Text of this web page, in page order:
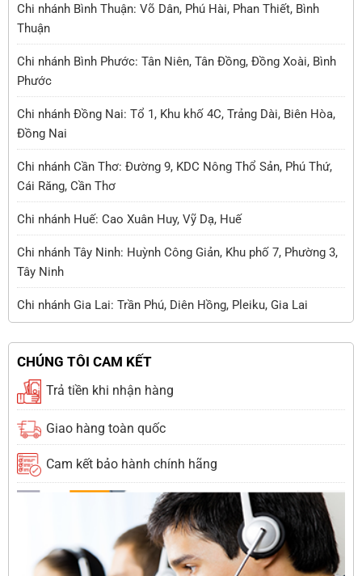
Chi nhánh Bình Thuận: Võ Dân, Phú Hài, Phan Thiết, Bình
Thuận
Chi nhánh Bình Phước: Tân Niên, Tân Đồng, Đồng Xoài, Bình
Phước
Chi nhánh Đồng Nai: Tổ 1, Khu khố 4C, Trảng Dài, Biên Hòa,
Đồng Nai
Chi nhánh Cần Thơ: Đường 9, KDC Nông Thổ Sản, Phú Thứ,
Cái Răng, Cần Thơ
Chi nhánh Huế: Cao Xuân Huy, Vỹ Dạ, Huế
Chi nhánh Tây Ninh: Huỳnh Công Giản, Khu phố 7, Phường 3,
Tây Ninh
Chi nhánh Gia Lai: Trần Phú, Diên Hồng, Pleiku, Gia Lai
CHÚNG TÔI CAM KẾT
Trả tiền khi nhận hàng
Giao hàng toàn quốc
Cam kết bảo hành chính hãng